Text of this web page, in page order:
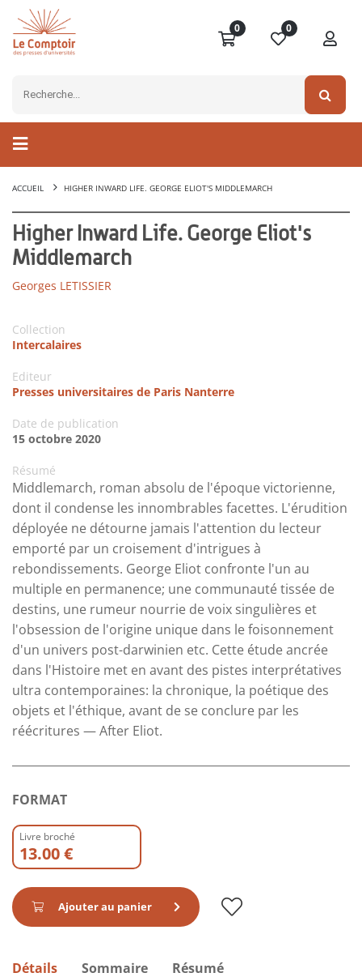
0 0
ACCUEIL HIGHER INWARD LIFE. GEORGE ELIOT'S MIDDLEMARCH
Higher Inward Life. George Eliot's
Middlemarch
Georges LETISSIER
Collection
Intercalaires
Editeur
Presses universitaires de Paris Nanterre
Date de publication
15 octobre 2020
Résumé
Middlemarch, roman absolu de l'époque victorienne,
dont il condense les innombrables facettes. L'érudition
déployée ne détourne jamais l'attention du lecteur
emporté par un croisement d'intrigues à
rebondissements. George Eliot confronte l'un au
multiple en permanence; une communauté tissée de
destins, une rumeur nourrie de voix singulières et
l'obsession de l'origine unique dans le foisonnement
d'un univers post-darwinien etc. Cette étude ancrée
dans l'Histoire met en avant des pistes interprétatives
ultra contemporaines: la chronique, la poétique des
objets et l'éthique, avant de se conclure par les
réécritures — After Eliot.
FORMAT
Livre broché
13.00 €
Ajouter au panier
Détails Sommaire Résumé